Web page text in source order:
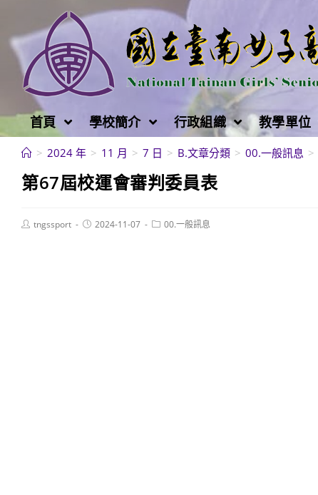
至
容
首頁 學校簡介 行政組織 教學單位
> 2024 年 > 11 月 > 7 日 > B.文章分類 > 00.一般訊息 >
第67屆校運會審判委員表
Posttngssport
Post2024-11-07
Post00.一般訊息